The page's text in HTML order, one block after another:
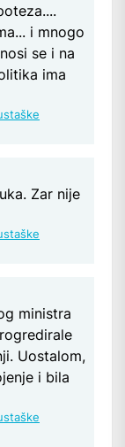
i mnogo
se i na
ima
Zar nije
ministra
Uostalom,
i bila